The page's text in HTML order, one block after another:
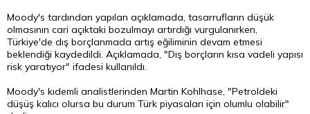
Moody's tardından yapılan açıklamada, tasarrufların düşük
olmasının cari açıktaki bozulmayı artırdığı vurgulanırken,
Türkiye'de dış borçlanmada artış eğiliminin devam etmesi
beklendiği kaydedildi. Açıklamada, "Dış borçların kısa vadeli yapısı
risk yaratıyor" ifadesi kullanıldı.
Moody's kıdemli analistlerinden Martin Kohlhase, "Petroldeki
düşüş kalıcı olursa bu durum Türk piyasaları için olumlu olabilir"